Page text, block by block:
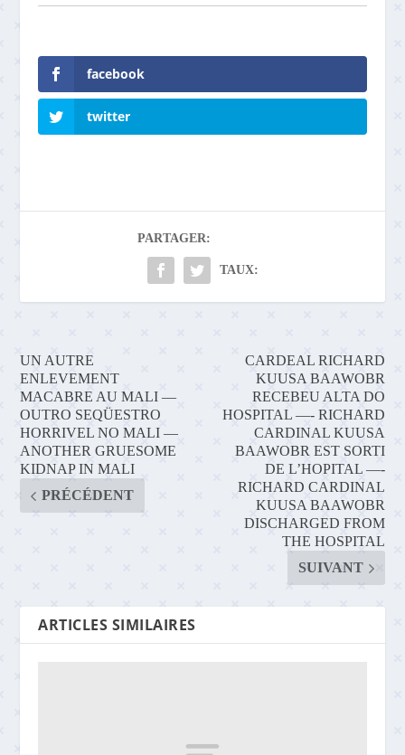
facebook
twitter
PARTAGER:
TAUX:
UN AUTRE
ENLEVEMENT
MACABRE AU MALI —
OUTRO SEQÜESTRO
HORRIVEL NO MALI —
ANOTHER GRUESOME
KIDNAP IN MALI
PRÉCÉDENT
CARDEAL RICHARD
KUUSA BAAWOBR
RECEBEU ALTA DO
HOSPITAL —- RICHARD
CARDINAL KUUSA
BAAWOBR EST SORTI
DE L’HOPITAL —-
RICHARD CARDINAL
KUUSA BAAWOBR
DISCHARGED FROM
THE HOSPITAL
SUIVANT
ARTICLES SIMILAIRES